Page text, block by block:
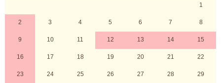
1
2 3 4 5 6 7 8
9 10 11 12 13 14 15
16 17 18 19 20 21 22
23 24 25 26 27 28 29